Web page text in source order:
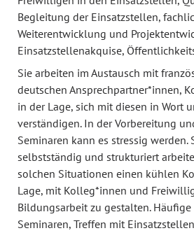
Begleitung der Einsatzstellen,
Weiterentwicklung und
Einsatzstellenakquise,
Sie arbeiten im Austausch mit
deutschen Ansprechpartner*innen,
in der Lage, sich mit diesen in Wort
verständigen. In der Vorbereitung
Seminaren kann es stressig werden.
selbstständig und strukturiert
solchen Situationen einen kühlen
Lage, mit Kolleg*innen und
Bildungsarbeit zu gestalten. Häufige
Seminaren, Treffen mit